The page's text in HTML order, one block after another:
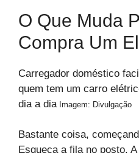
O Que Muda
Compra Um
Carregador doméstico
quem tem um carro
dia a dia Imagem: Divulgação
Bastante coisa,
Esqueça a fila no posto.